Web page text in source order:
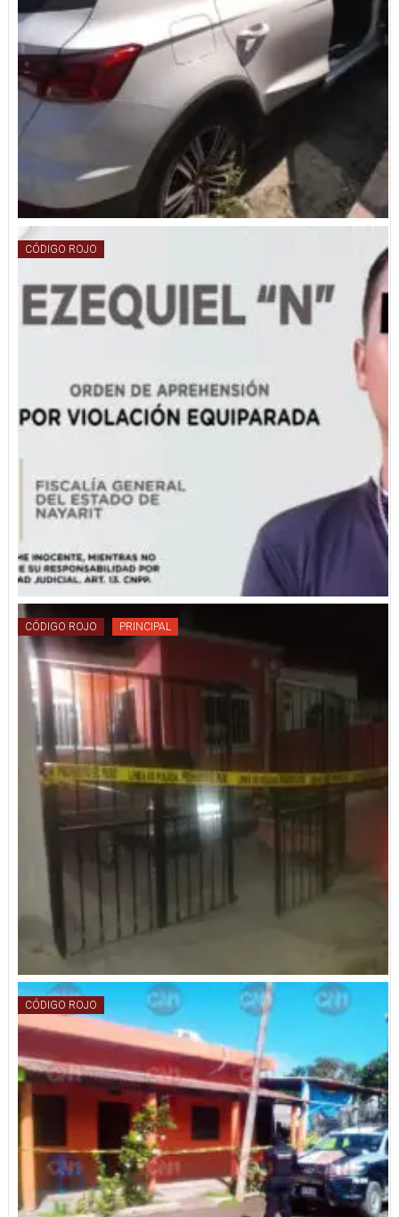
CÓDIGO ROJO
CÓDIGO ROJO PRINCIPAL
CÓDIGO ROJO